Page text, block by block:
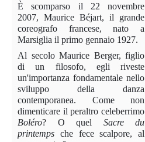
È scomparso il 22 novembre
2007, Maurice Béjart, il grande
coreografo francese, nato a
Marsiglia il primo gennaio 1927.
Al secolo Maurice Berger, figlio
di un filosofo, egli riveste
un'importanza fondamentale nello
sviluppo della danza
contemporanea. Come non
dimenticare il peraltro celeberrimo
Boléro? O quel Sacre du
printemps che fece scalpore, al